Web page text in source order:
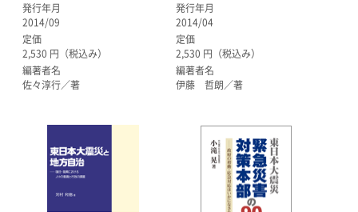
発行年月
2014/09
定価
2,530 円（税込み）
編著者名
佐々淳行／著
発行年月
2014/04
定価
2,530 円（税込み）
編著者名
伊藤 哲朗／著